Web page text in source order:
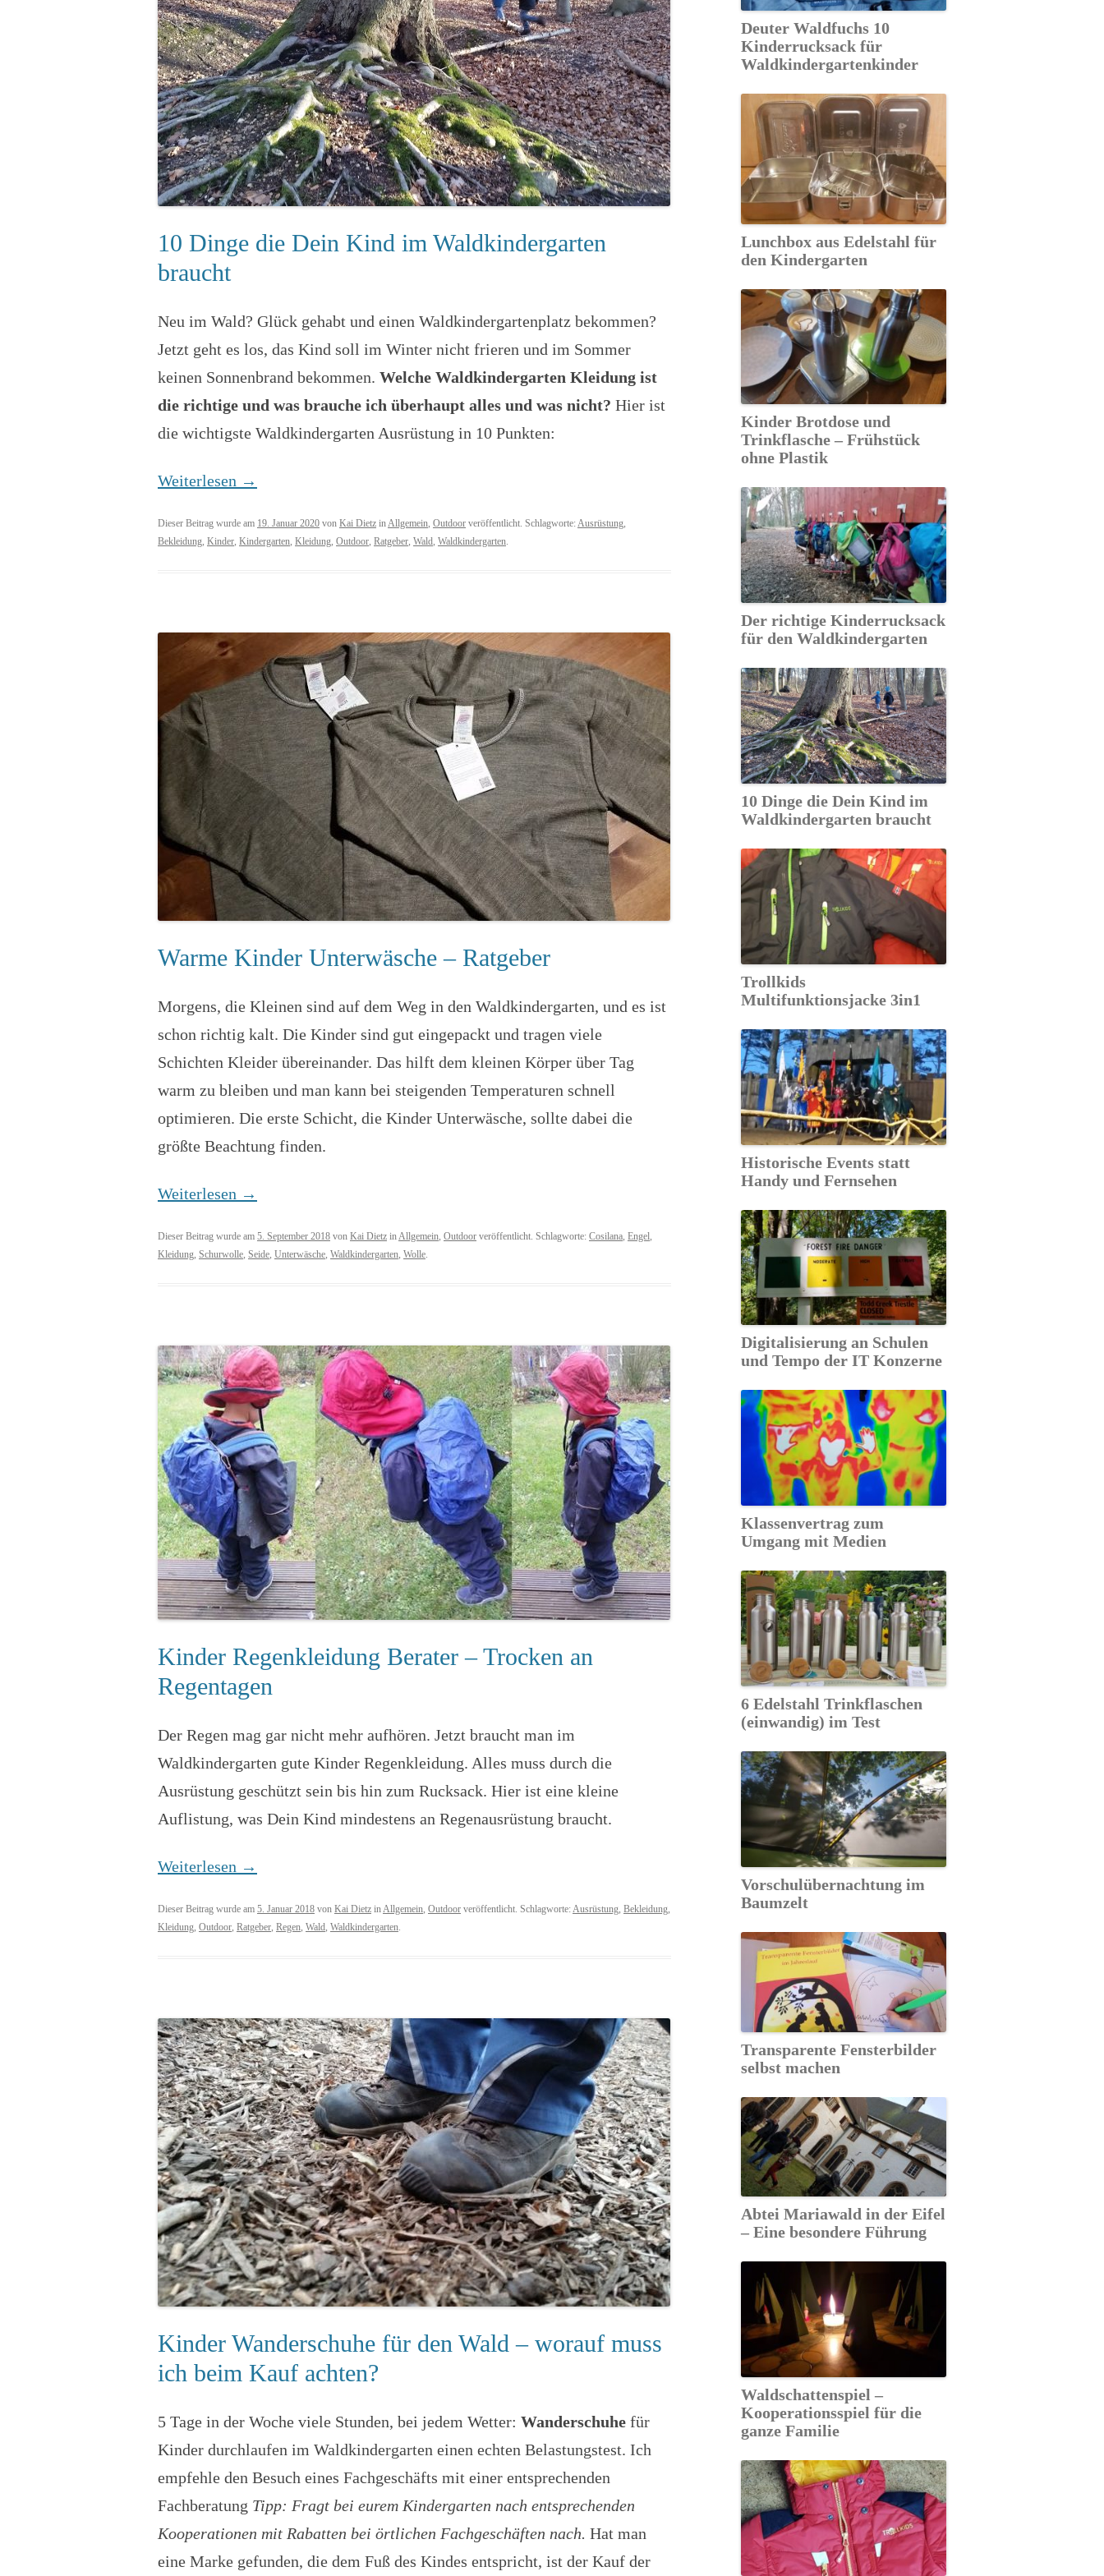
10 Dinge die Dein Kind im Waldkindergarten
braucht
Neu im Wald? Glück gehabt und einen Waldkindergartenplatz bekommen?
Jetzt geht es los, das Kind soll im Winter nicht frieren und im Sommer
keinen Sonnenbrand bekommen. Welche Waldkindergarten Kleidung ist
die richtige und was brauche ich überhaupt alles und was nicht? Hier ist
die wichtigste Waldkindergarten Ausrüstung in 10 Punkten:
Weiterlesen →
Dieser Beitrag wurde am 19. Januar 2020 von Kai Dietz inAllgemein, Outdoor veröffentlicht. Schlagworte:Ausrüstung,
Bekleidung, Kinder, Kindergarten, Kleidung, Outdoor, Ratgeber, Wald, Waldkindergarten.
Warme Kinder Unterwäsche – Ratgeber
Morgens, die Kleinen sind auf dem Weg in den Waldkindergarten, und es ist
schon richtig kalt. Die Kinder sind gut eingepackt und tragen viele
Schichten Kleider übereinander. Das hilft dem kleinen Körper über Tag
warm zu bleiben und man kann bei steigenden Temperaturen schnell
optimieren. Die erste Schicht, die Kinder Unterwäsche, sollte dabei die
größte Beachtung finden.
Weiterlesen →
Dieser Beitrag wurde am 5. September 2018 von Kai Dietz inAllgemein, Outdoor veröffentlicht. Schlagworte: Cosilana, Engel,
Kleidung, Schurwolle, Seide, Unterwäsche, Waldkindergarten, Wolle.
Kinder Regenkleidung Berater – Trocken an
Regentagen
Der Regen mag gar nicht mehr aufhören. Jetzt braucht man im
Waldkindergarten gute Kinder Regenkleidung. Alles muss durch die
Ausrüstung geschützt sein bis hin zum Rucksack. Hier ist eine kleine
Auflistung, was Dein Kind mindestens an Regenausrüstung braucht.
Weiterlesen →
Dieser Beitrag wurde am 5. Januar 2018 von Kai Dietz inAllgemein, Outdoor veröffentlicht. Schlagworte:Ausrüstung, Bekleidung,
Kleidung, Outdoor, Ratgeber, Regen, Wald, Waldkindergarten.
Kinder Wanderschuhe für den Wald – worauf muss
ich beim Kauf achten?
5 Tage in der Woche viele Stunden, bei jedem Wetter: Wanderschuhe für
Kinder durchlaufen im Waldkindergarten einen echten Belastungstest. Ich
empfehle den Besuch eines Fachgeschäfts mit einer entsprechenden
Fachberatung Tipp: Fragt bei eurem Kindergarten nach entsprechenden
Kooperationen mit Rabatten bei örtlichen Fachgeschäften nach. Hat man
eine Marke gefunden, die dem Fuß des Kindes entspricht, ist der Kauf der
Deuter Waldfuchs 10
Kinderrucksack für
Waldkindergartenkinder
Lunchbox aus Edelstahl für
den Kindergarten
Kinder Brotdose und
Trinkflasche – Frühstück
ohne Plastik
Der richtige Kinderrucksack
für den Waldkindergarten
10 Dinge die Dein Kind im
Waldkindergarten braucht
Trollkids
Multifunktionsjacke 3in1
Historische Events statt
Handy und Fernsehen
Digitalisierung an Schulen
und Tempo der IT Konzerne
Klassenvertrag zum
Umgang mit Medien
6 Edelstahl Trinkflaschen
(einwandig) im Test
Vorschulübernachtung im
Baumzelt
Transparente Fensterbilder
selbst machen
Abtei Mariawald in der Eifel
– Eine besondere Führung
Waldschattenspiel –
Kooperationsspiel für die
ganze Familie